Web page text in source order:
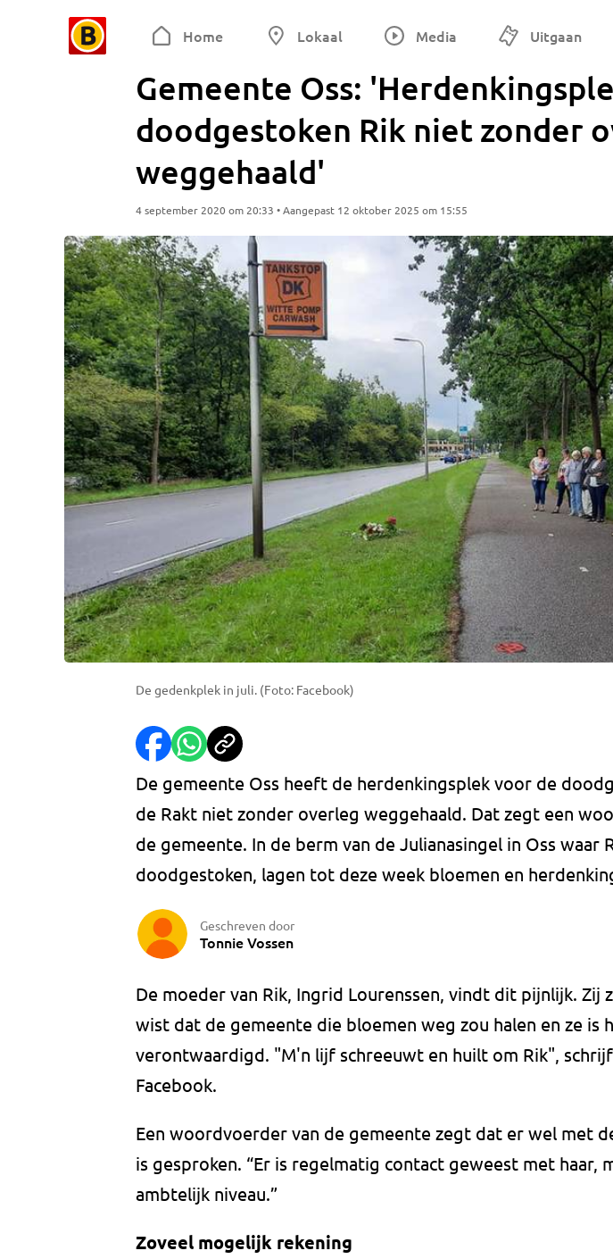
Home Lokaal Media Uitgaan
Gemeente Oss:
doodgestoken Rik niet zonder
weggehaald'
4 september 2020 om 20:33 • Aangepast 12 oktober 2025 om 15:55
De gedenkplek in juli. (Foto: Facebook)
De gemeente Oss heeft de herdenkingsplek voor de
de Rakt niet zonder overleg weggehaald. Dat zegt een
de gemeente. In de berm van de Julianasingel in Oss waar
doodgestoken, lagen tot deze week bloemen en
Geschreven door
Tonnie Vossen
De moeder van Rik, Ingrid Lourenssen, vindt dit pijnlijk. Zij
wist dat de gemeente die bloemen weg zou halen en ze is
verontwaardigd. "M'n lijf schreeuwt en huilt om Rik",
Facebook.
Een woordvoerder van de gemeente zegt dat er wel met
is gesproken. “Er is regelmatig contact geweest met haar,
ambtelijk niveau.”
Zoveel mogelijk rekening